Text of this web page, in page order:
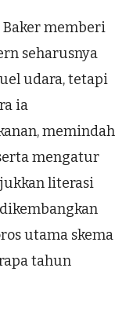
memberi
seharusnya
udara, tetapi
ia
memindah
mengatur
literasi
utama skema
tahun